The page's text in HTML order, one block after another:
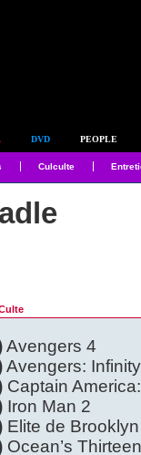
DVD PEOPLE
Culculte
Avengers 4
Avengers:
Captain
Iron Man 2
Elite de
Ocean’s Thirteen